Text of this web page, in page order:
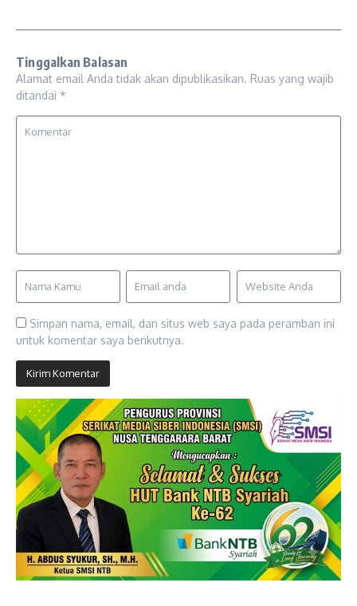
Tinggalkan Balasan
Alamat email Anda tidak akan dipublikasikan. Ruas yang wajib
ditandai *
Simpan nama, email, dan situs web saya pada peramban ini
untuk komentar saya berikutnya.